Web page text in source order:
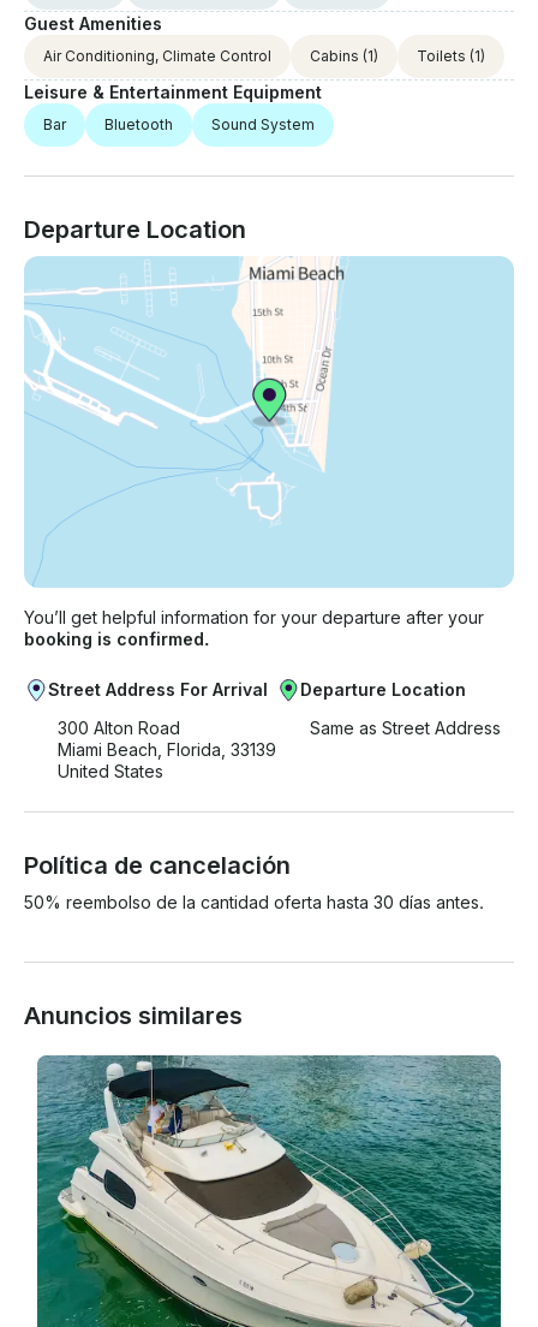
Guest Amenities
Air Conditioning, Climate Control Cabins (1) Toilets (1)
Leisure & Entertainment Equipment
Bar Bluetooth Sound System
Departure Location
You’ll get helpful information for your departure after your
booking is confirmed.
Street Address For Arrival
300 Alton Road
Miami Beach, Florida, 33139
United States
Departure Location
Same as Street Address
Política de cancelación
50% reembolso de la cantidad oferta hasta 30 días antes.
Anuncios similares